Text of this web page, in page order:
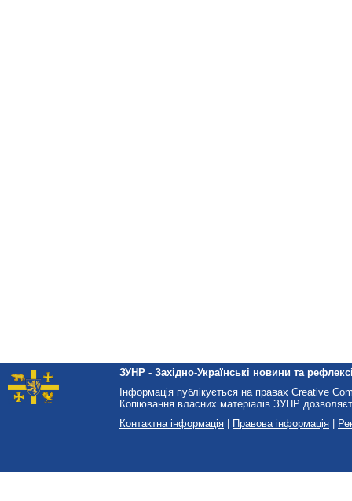
ЗУНР - Західно-Українські новини та
Інформація публікується на правах Creative
Копіювання власних матеріалів ЗУНР
Контактна інформація
Правова інформація